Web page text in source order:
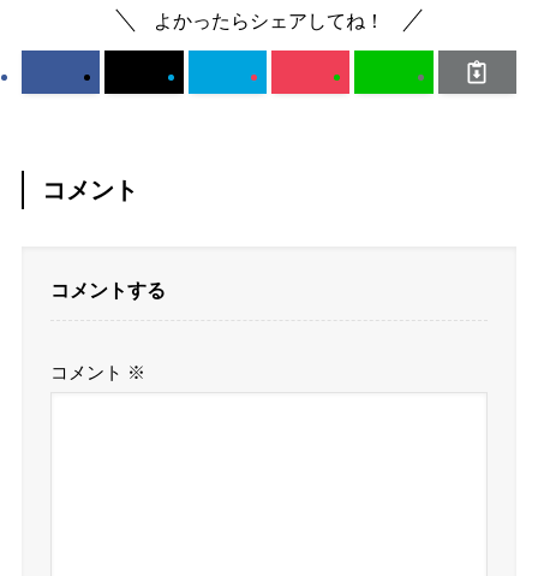
よかったらシェアしてね！
コメント
コメントする
コメント ※